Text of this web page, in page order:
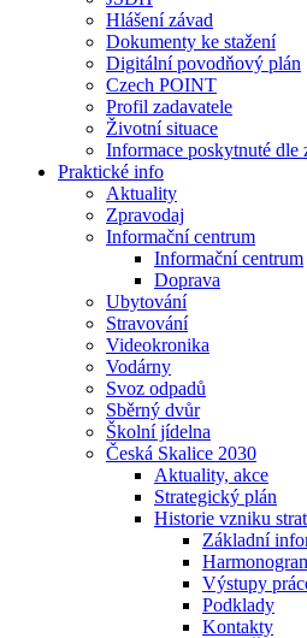
Hlášení závad
Dokumenty ke stažení
Digitální povodňový plán
Czech POINT
Profil zadavatele
Životní situace
Informace poskytnuté dle
Praktické info
Aktuality
Zpravodaj
Informační centrum
Informační centrum
Doprava
Ubytování
Stravování
Videokronika
Vodárny
Svoz odpadů
Sběrný dvůr
Školní jídelna
Česká Skalice 2030
Aktuality, akce
Strategický plán
Historie vzniku
Základní
Výstupy
Podklady
Kontakty